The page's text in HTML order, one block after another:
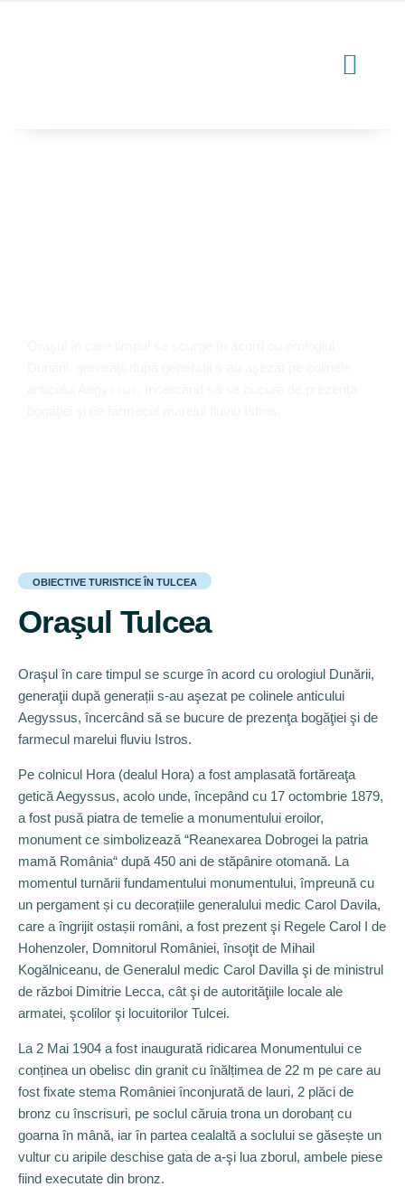
OBIECTIVE TURISTICE ÎN TULCEA
Oraşul Tulcea
Oraşul în care timpul se scurge în acord cu orologiul Dunării,
generaţii după generații s-au aşezat pe colinele anticului
Aegyssus, încercând să se bucure de prezenţa bogăţiei şi de
farmecul marelui fluviu Istros.
Pe colnicul Hora (dealul Hora) a fost amplasată fortăreaţa
getică Aegyssus, acolo unde, începând cu 17 octombrie 1879,
a fost pusă piatra de temelie a monumentului eroilor,
monument ce simbolizează “Reanexarea Dobrogei la patria
mamă România“ după 450 ani de stăpânire otomană. La
momentul turnării fundamentului monumentului, împreună cu
un pergament și cu decorațiile generalului medic Carol Davila,
care a îngrijit ostașii români, a fost prezent şi Regele Carol I de
Hohenzoler, Domnitorul României, însoţit de Mihail
Kogălniceanu, de Generalul medic Carol Davilla şi de ministrul
de război Dimitrie Lecca, cât şi de autorităţiile locale ale
armatei, şcolilor şi locuitorilor Tulcei.
La 2 Mai 1904 a fost inaugurată ridicarea Monumentului ce
conținea un obelisc din granit cu înălțimea de 22 m pe care au
fost fixate stema României înconjurată de lauri, 2 plăci de
bronz cu înscrisuri, pe soclul căruia trona un dorobanț cu
goarna în mână, iar în partea cealaltă a soclului se găsește un
vultur cu aripile deschise gata de a-şi lua zborul, ambele piese
fiind executate din bronz.